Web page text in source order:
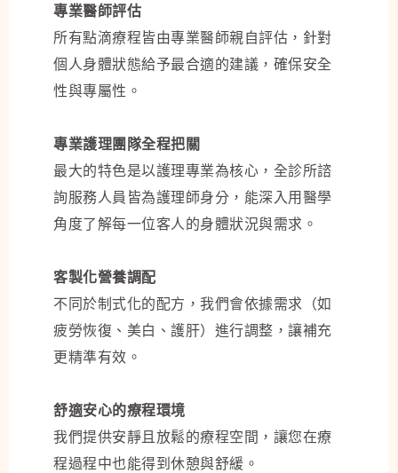
專業醫師評估
所有點滴療程皆由專業醫師親自評估，針對
個人身體狀態給予最合適的建議，確保安全
性與專屬性。
專業護理團隊全程把關
最大的特色是以護理專業為核心，全診所諮
詢服務人員皆為護理師身分，能深入用醫學
角度了解每一位客人的身體狀況與需求。
客製化營養調配
不同於制式化的配方，我們會依據需求（如
疲勞恢復、美白、護肝）進行調整，讓補充
更精準有效。
舒適安心的療程環境
我們提供安靜且放鬆的療程空間，讓您在療
程過程中也能得到休憩與舒緩。